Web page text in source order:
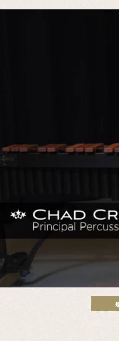
名家
MAJESTIC 代言藝術
的溫潤音色，在空氣中
選用的演奏型號為